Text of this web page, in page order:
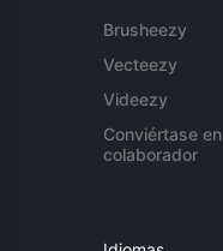
Brusheezy
Vecteezy
Videezy
Conviértase en
colaborador